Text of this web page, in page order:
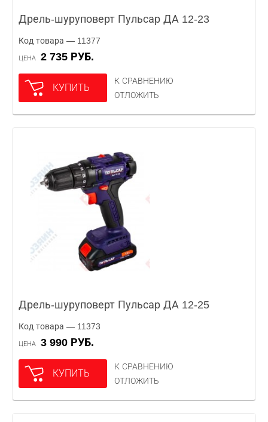
Дрель-шуруповерт Пульсар ДА 12-23
Код товара — 11377
ЦЕНА 2 735 РУБ.
КУПИТЬ
К СРАВНЕНИЮ
ОТЛОЖИТЬ
Дрель-шуруповерт Пульсар ДА 12-25
Код товара — 11373
ЦЕНА 3 990 РУБ.
КУПИТЬ
К СРАВНЕНИЮ
ОТЛОЖИТЬ